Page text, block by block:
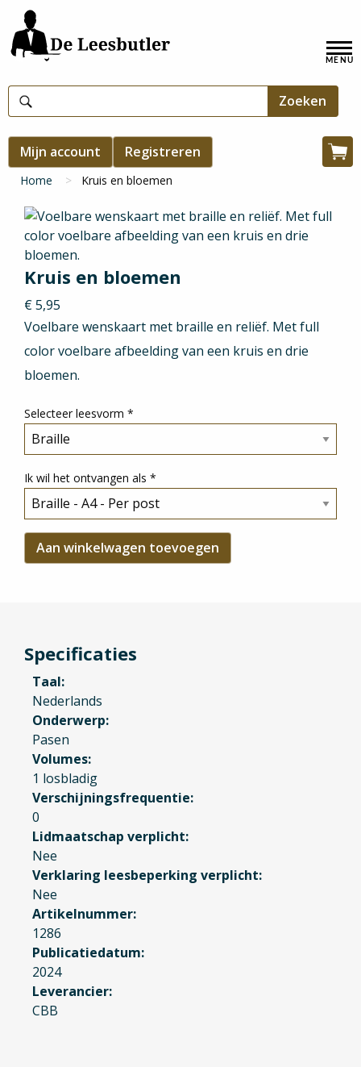
Overslaan
en
naar
inhoud
gaan
Hoofdnavigatie
Gebruikersmenu
Mijn account Registreren
Kruimelpad
Home Kruis en bloemen
Kruis en bloemen
€ 5,95
Voelbare wenskaart met braille en reliëf. Met full
color voelbare afbeelding van een kruis en drie
bloemen.
Selecteer leesvorm *
Ik wil het ontvangen als *
Specificaties
Taal
Nederlands
Onderwerp
Pasen
Volumes
1 losbladig
Verschijningsfrequentie
0
Lidmaatschap verplicht
Nee
Verklaring leesbeperking verplicht
Nee
Artikelnummer
1286
Publicatiedatum
2024
Leverancier
CBB